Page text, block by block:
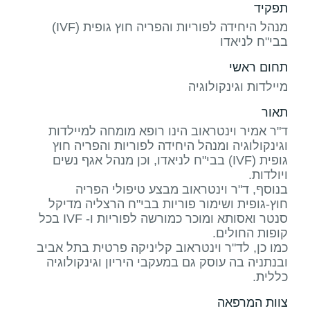
תפקיד
מנהל היחידה לפוריות והפריה חוץ גופית (IVF)
בבי"ח לניאדו
תחום ראשי
מיילדות וגינקולוגיה
תאור
ד"ר אמיר וינטראוב הינו רופא מומחה למיילדות
וגינקולוגיה ומנהל היחידה לפוריות והפריה חוץ
גופית (IVF) בבי"ח לניאדו, וכן מנהל אגף נשים
בנוסף, ד"ר וינטראוב מבצע טיפולי הפריה
חוץ-גופית ושימור פוריות בבי"ח הרצליה מדיקל
סנטר ואסותא ומוכר כמורשה לפוריות ו- IVF בכל
כמו כן, לד"ר וינטראוב קליניקה פרטית בתל אביב
ובנתניה בה עוסק גם במעקבי היריון וגינקולוגיה
כללית.
צוות המרפאה